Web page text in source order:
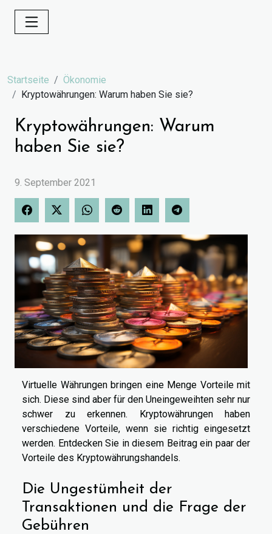
Startseite
Ökonomie
Kryptowährungen: Warum haben Sie sie?
Kryptowährungen: Warum
haben Sie sie?
9. September 2021
Virtuelle Währungen bringen eine Menge Vorteile mit
sich. Diese sind aber für den Uneingeweihten sehr nur
schwer zu erkennen. Kryptowährungen haben
verschiedene Vorteile, wenn sie richtig eingesetzt
werden. Entdecken Sie in diesem Beitrag ein paar der
Vorteile des Kryptowährungshandels.
Die Ungestümheit der
Transaktionen und die Frage der
Gebühren